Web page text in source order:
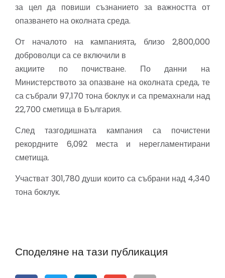
за цел да повиши съзнанието за важността от
опазването на околната среда.
От началото на кампанията, близо 2,800,000
доброволци са се включили в
акциите по почистване. По данни на
Министерството за опазване на околната среда, те
са събрали 97,170 тона боклук и са премахнали над
22,700 сметища в България.
След тазгодишната кампания са почистени
рекордните 6,092 места и нерегламентирани
сметища.
Участват 301,780 души които са събрани над 4,340
тона боклук.
Споделяне на тази публикация